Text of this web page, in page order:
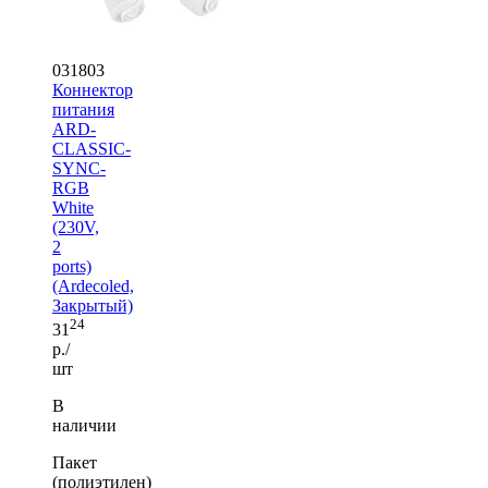
031803
Коннектор
питания
ARD-
CLASSIC-
SYNC-
RGB
White
(230V,
2
ports)
(Ardecoled,
Закрытый)
31 24
р./
шт
В
наличии
Пакет
(полиэтилен)